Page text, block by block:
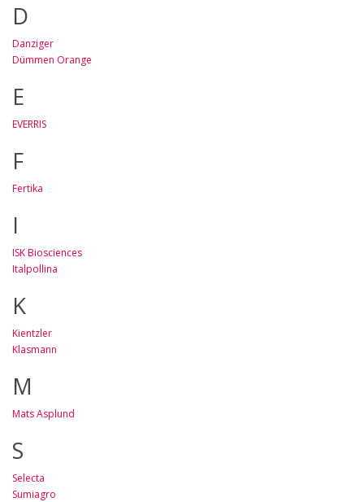
D
Danziger
Dümmen Orange
E
EVERRIS
F
Fertika
I
ISK Biosciences
Italpollina
K
Kientzler
Klasmann
M
Mats Asplund
S
Selecta
Sumiagro